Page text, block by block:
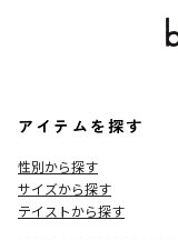
アイテムを探す
性別から探す
サイズから探す
テイストから探す